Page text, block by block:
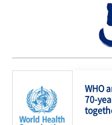
WHO
70-